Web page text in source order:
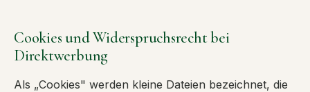
Cookies und Widerspruchsrecht bei
Direktwerbung
Als „Cookies" werden kleine Dateien bezeichnet, die